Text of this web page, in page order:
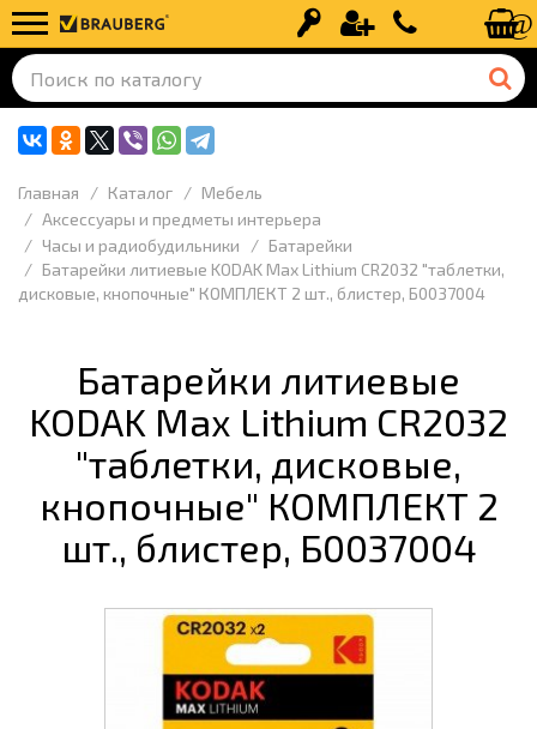
Вход Регистрация+7 (499) 110-
Главная Каталог
Мебель
Аксессуары и предметы интерьера
Часы и радиобудильники
Батарейки
Батарейки литиевые KODAK Max Lithium CR2032 "таблетки,
дисковые, кнопочные" КОМПЛЕКТ 2 шт., блистер, Б0037004
Батарейки литиевые
KODAK Max Lithium CR2032
"таблетки, дисковые,
кнопочные" КОМПЛЕКТ 2
шт., блистер, Б0037004